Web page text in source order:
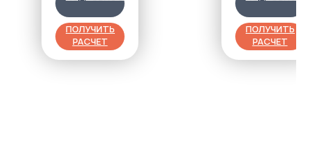
ПОЛУЧИТЬ
РАСЧЕТ
ткань,
натуральность и
гигиеничность,
100% хлопок в
ПОЛУЧИТЬ
РАСЧЕТ